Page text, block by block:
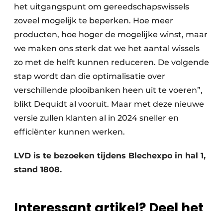
het uitgangspunt om gereedschapswissels
zoveel mogelijk te beperken. Hoe meer
producten, hoe hoger de mogelijke winst, maar
we maken ons sterk dat we het aantal wissels
zo met de helft kunnen reduceren. De volgende
stap wordt dan die optimalisatie over
verschillende plooibanken heen uit te voeren”,
blikt Dequidt al vooruit. Maar met deze nieuwe
versie zullen klanten al in 2024 sneller en
efficiënter kunnen werken.
LVD is te bezoeken tijdens Blechexpo in hal 1,
stand 1808.